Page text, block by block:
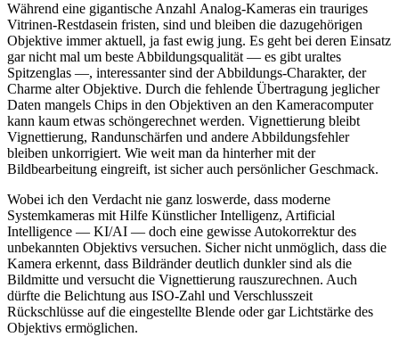
Während eine gigantische Anzahl Analog-Kameras ein trauriges
Vitrinen-Restdasein fristen, sind und bleiben die dazugehörigen
Objektive immer aktuell, ja fast ewig jung. Es geht bei deren Einsatz
gar nicht mal um beste Abbildungsqualität — es gibt uraltes
Spitzenglas —, interessanter sind der Abbildungs-Charakter, der
Charme alter Objektive. Durch die fehlende Übertragung jeglicher
Daten mangels Chips in den Objektiven an den Kameracomputer
kann kaum etwas schöngerechnet werden. Vignettierung bleibt
Vignettierung, Randunschärfen und andere Abbildungsfehler
bleiben unkorrigiert. Wie weit man da hinterher mit der
Bildbearbeitung eingreift, ist sicher auch persönlicher Geschmack.
Wobei ich den Verdacht nie ganz loswerde, dass moderne
Systemkameras mit Hilfe Künstlicher Intelligenz, Artificial
Intelligence — KI/AI — doch eine gewisse Autokorrektur des
unbekannten Objektivs versuchen. Sicher nicht unmöglich, dass die
Kamera erkennt, dass Bildränder deutlich dunkler sind als die
Bildmitte und versucht die Vignettierung rauszurechnen. Auch
dürfte die Belichtung aus ISO-Zahl und Verschlusszeit
Rückschlüsse auf die eingestellte Blende oder gar Lichtstärke des
Objektivs ermöglichen.